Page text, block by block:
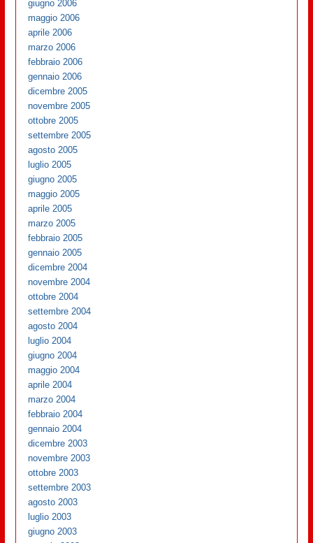
giugno 2006
maggio 2006
aprile 2006
marzo 2006
febbraio 2006
gennaio 2006
dicembre 2005
novembre 2005
ottobre 2005
settembre 2005
agosto 2005
luglio 2005
giugno 2005
maggio 2005
aprile 2005
marzo 2005
febbraio 2005
gennaio 2005
dicembre 2004
novembre 2004
ottobre 2004
settembre 2004
agosto 2004
luglio 2004
giugno 2004
maggio 2004
aprile 2004
marzo 2004
febbraio 2004
gennaio 2004
dicembre 2003
novembre 2003
ottobre 2003
settembre 2003
agosto 2003
luglio 2003
giugno 2003